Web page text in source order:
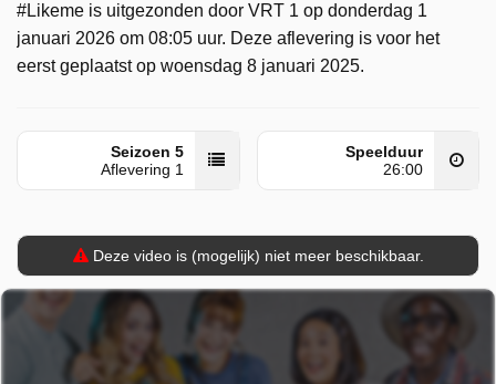
#Likeme is uitgezonden door VRT 1 op donderdag 1
januari 2026 om 08:05 uur. Deze aflevering is voor het
eerst geplaatst op woensdag 8 januari 2025.
Seizoen 5
Aflevering 1
Speelduur
26:00
Deze video is (mogelijk) niet meer beschikbaar.